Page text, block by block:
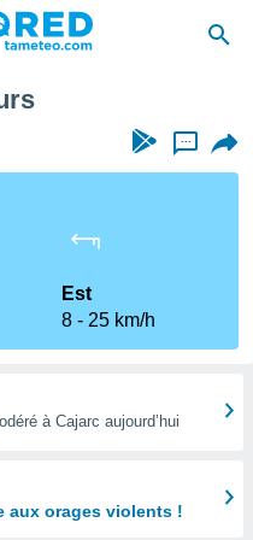
...
Est
8
25 km/h
à Cajarc aujourd’hui
aux orages violents !